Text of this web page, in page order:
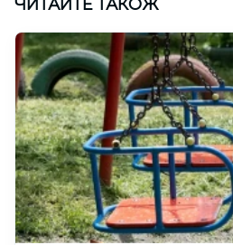
ЧИТАЙТЕ ТАКОЖ